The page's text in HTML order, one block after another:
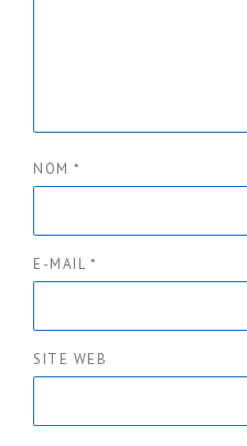
NOM *
E-MAIL *
SITE WEB